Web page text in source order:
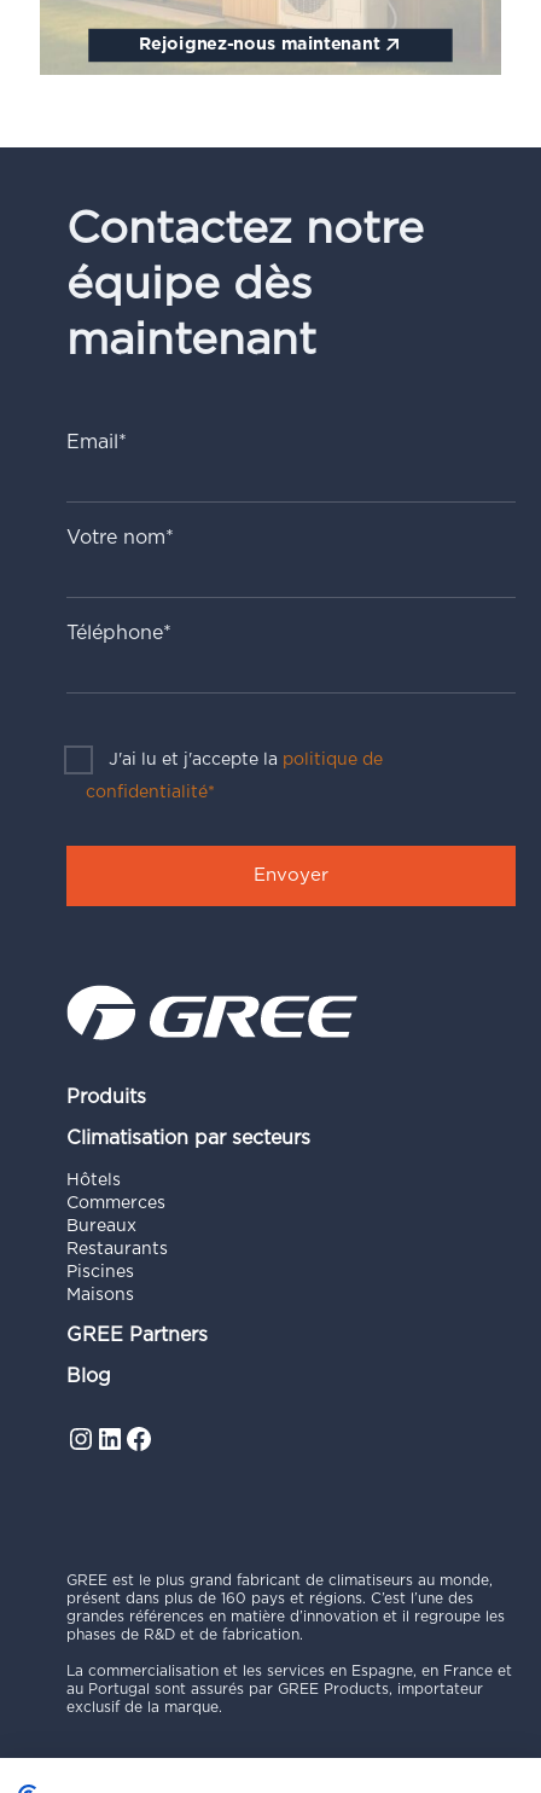
Rejoignez-nous maintenant
Contactez notre
équipe dès
maintenant
Email*
Votre nom*
Téléphone*
J'ai lu et j'accepte la politique de
confidentialité*
Produits
Climatisation par secteurs
Hôtels
Commerces
Bureaux
Restaurants
Piscines
Maisons
GREE Partners
Blog
Instagram
LinkedIn
Facebook
GREE est le plus grand fabricant de climatiseurs au monde,
présent dans plus de 160 pays et régions. C’est l’une des
grandes références en matière d’innovation et il regroupe les
phases de R&D et de fabrication.
La commercialisation et les services en Espagne, en France et
au Portugal sont assurés par GREE Products, importateur
exclusif de la marque.